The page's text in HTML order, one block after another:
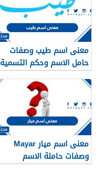
معنى اسم طيب وصفات
حامل الاسم وحكم التسمية
به في الإسلام
معنى اسم ميار Mayar
وصفات حاملة الاسم